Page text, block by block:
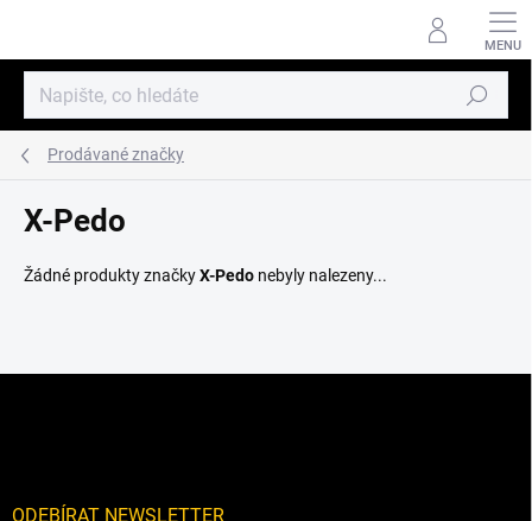
Hledat
Prodávané značky
X-Pedo
Žádné produkty značkyX-Pedo nebyly nalezeny...
ODEBÍRAT NEWSLETTER